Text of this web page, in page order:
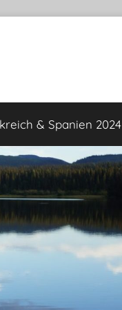
& Spanien 2024